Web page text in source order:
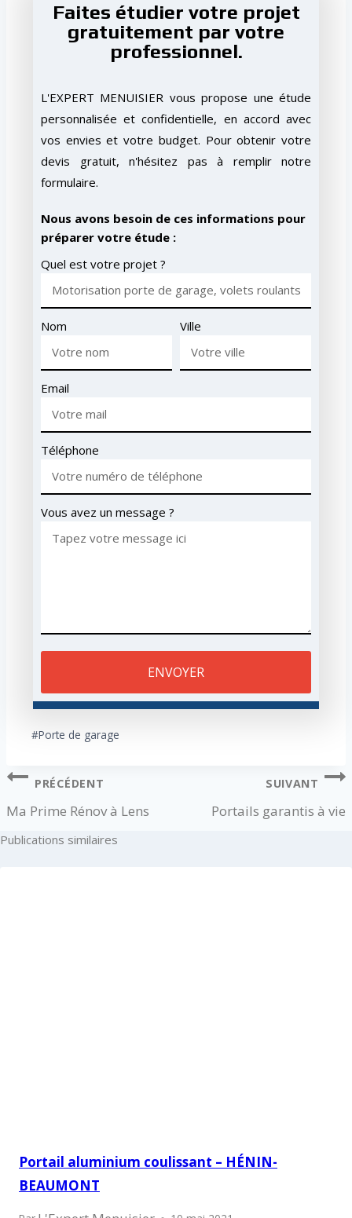
Faites étudier votre projet
gratuitement par votre
professionnel.
L'EXPERT MENUISIER vous propose une étude
personnalisée et confidentielle, en accord avec
vos envies et votre budget. Pour obtenir votre
devis gratuit, n'hésitez pas à remplir notre
formulaire.
Nous avons besoin de ces informations pour
préparer votre étude :
Quel est votre projet ?
Nom Ville
Email
Téléphone
Vous avez un message ?
ENVOYER
#Porte de garage
PRÉCÉDENT
Ma Prime Rénov à Lens
SUIVANT
Portails garantis à vie
Publications similaires
Portail aluminium coulissant – HÉNIN-
BEAUMONT